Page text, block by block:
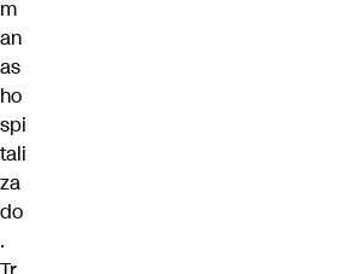
m
an
as
ho
spi
tali
za
do
.